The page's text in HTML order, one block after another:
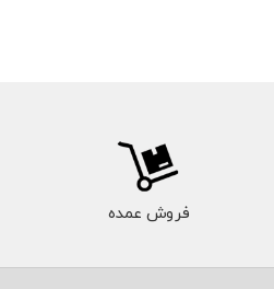
فروش عمده